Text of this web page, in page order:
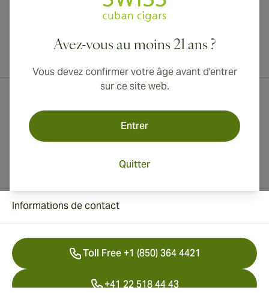
Avez-vous au moins 21 ans ?
Vous devez confirmer votre âge avant d'entrer
sur ce site web.
Entrer
Quitter
Livraison internationale disponible vers le Canada, le Royaume-Uni
Informations de contact
Toll Free +1 (850) 364 4421
+41 22 518 44 43